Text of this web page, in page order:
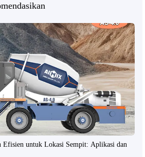
Efisien untuk Lokasi Sempit: Aplikasi dan